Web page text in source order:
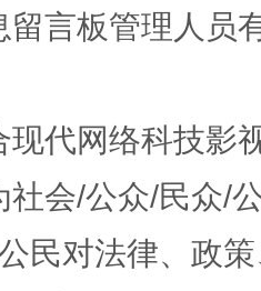
术幻境
留言板管理人员
现代网络科技影
社会/公众/民众/
民对法律、政